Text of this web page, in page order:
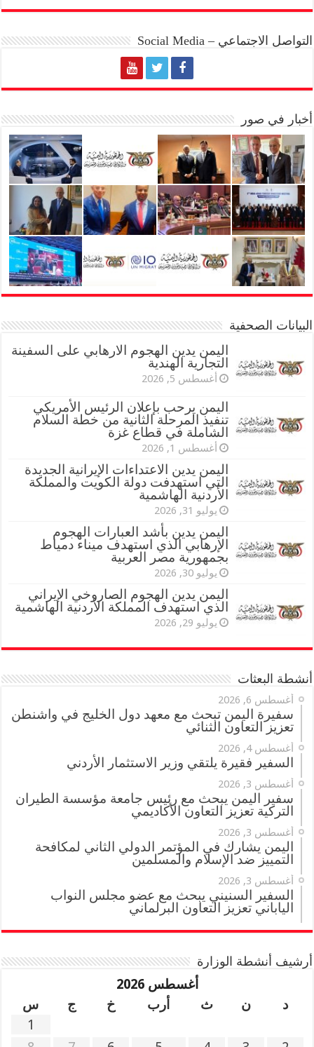
التواصل الاجتماعي – Social Media
أخبار في صور
البيانات الصحفية
اليمن يدين الهجوم الارهابي على السفينة
التجارية الهندية
أغسطس 5, 2026
اليمن يرحب بإعلان الرئيس الأمريكي
تنفيذ المرحلة الثانية من خطة السلام
الشاملة في قطاع غزة
أغسطس 1, 2026
اليمن يدين الاعتداءات الإيرانية الجديدة
التي استهدفت دولة الكويت والمملكة
الأردنية الهاشمية
يوليو 31, 2026
اليمن يدين بأشد العبارات الهجوم
الإرهابي الذي استهدف ميناء دمياط
بجمهورية مصر العربية
يوليو 30, 2026
اليمن يدين الهجوم الصاروخي الإيراني
الذي استهدف المملكة الأردنية الهاشمية
يوليو 29, 2026
أنشطة البعثات
أغسطس 6, 2026
سفيرة اليمن تبحث مع معهد دول الخليج في واشنطن
تعزيز التعاون الثنائي
أغسطس 4, 2026
السفير فقيرة يلتقي وزير الاستثمار الأردني
أغسطس 3, 2026
سفير اليمن يبحث مع رئيس جامعة مؤسسة الطيران
التركية تعزيز التعاون الأكاديمي
أغسطس 3, 2026
اليمن يشارك في المؤتمر الدولي الثاني لمكافحة
التمييز ضد الإسلام والمسلمين
أغسطس 3, 2026
السفير السنيني يبحث مع عضو مجلس النواب
الياباني تعزيز التعاون البرلماني
أرشيف أنشطة الوزارة
أغسطس 2026
د
ن ث أرب خ ج
س
1